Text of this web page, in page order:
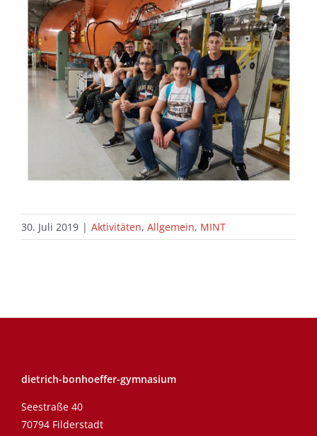
30. Juli 2019 | Aktivitäten, Allgemein, MINT
dietrich-bonhoeffer-gymnasium
Seestraße 40
70794 Filderstadt